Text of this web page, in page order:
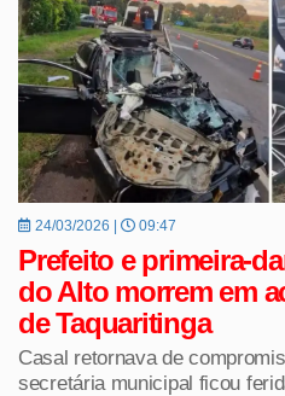
24/03/2026 | 09:47
Prefeito e primeira-
do Alto morrem em
de Taquaritinga
Casal retornava de
secretária municipal ficou